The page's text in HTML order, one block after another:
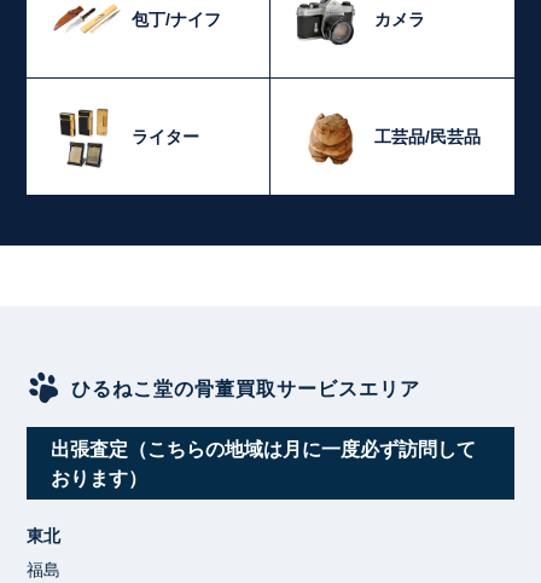
包丁/ナイフ カメラ
ライター 工芸品/民芸品
ひるねこ堂の骨董買取サービスエリア
出張査定（こちらの地域は月に一度必ず訪問して
おります）
東北
福島